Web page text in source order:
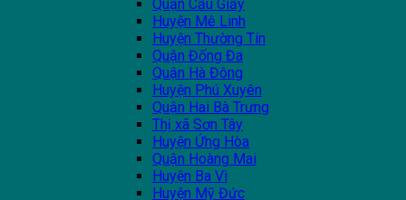
Quận Cầu Giấy
Huyện Mê Linh
Huyện Thường Tín
Quận Đống Đa
Quận Hà Đông
Huyện Phú Xuyên
Quận Hai Bà Trưng
Thị xã Sơn Tây
Huyện Ứng Hòa
Quận Hoàng Mai
Huyện Ba Vì
Huyện Mỹ Đức